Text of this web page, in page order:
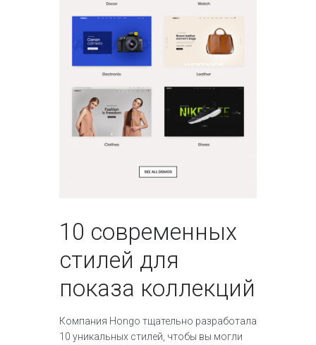
10 современных
стилей для
показа коллекций
Компания Hongo тщательно разработала
10 уникальных стилей, чтобы вы могли